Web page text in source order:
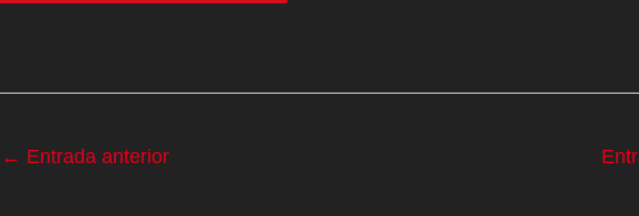
← Entrada anterior